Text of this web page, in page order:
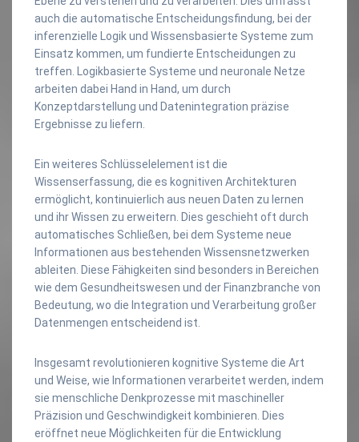
auch die automatische Entscheidungsfindung, bei der
inferenzielle Logik und Wissensbasierte Systeme zum
Einsatz kommen, um fundierte Entscheidungen zu
treffen. Logikbasierte Systeme und neuronale Netze
arbeiten dabei Hand in Hand, um durch
Konzeptdarstellung und Datenintegration präzise
Ergebnisse zu liefern.
Ein weiteres Schlüsselelement ist die
Wissenserfassung, die es kognitiven Architekturen
ermöglicht, kontinuierlich aus neuen Daten zu lernen
und ihr Wissen zu erweitern. Dies geschieht oft durch
automatisches Schließen, bei dem Systeme neue
Informationen aus bestehenden Wissensnetzwerken
ableiten. Diese Fähigkeiten sind besonders in Bereichen
wie dem Gesundheitswesen und der Finanzbranche von
Bedeutung, wo die Integration und Verarbeitung großer
Datenmengen entscheidend ist.
Insgesamt revolutionieren kognitive Systeme die Art
und Weise, wie Informationen verarbeitet werden, indem
sie menschliche Denkprozesse mit maschineller
Präzision und Geschwindigkeit kombinieren. Dies
eröffnet neue Möglichkeiten für die Entwicklung